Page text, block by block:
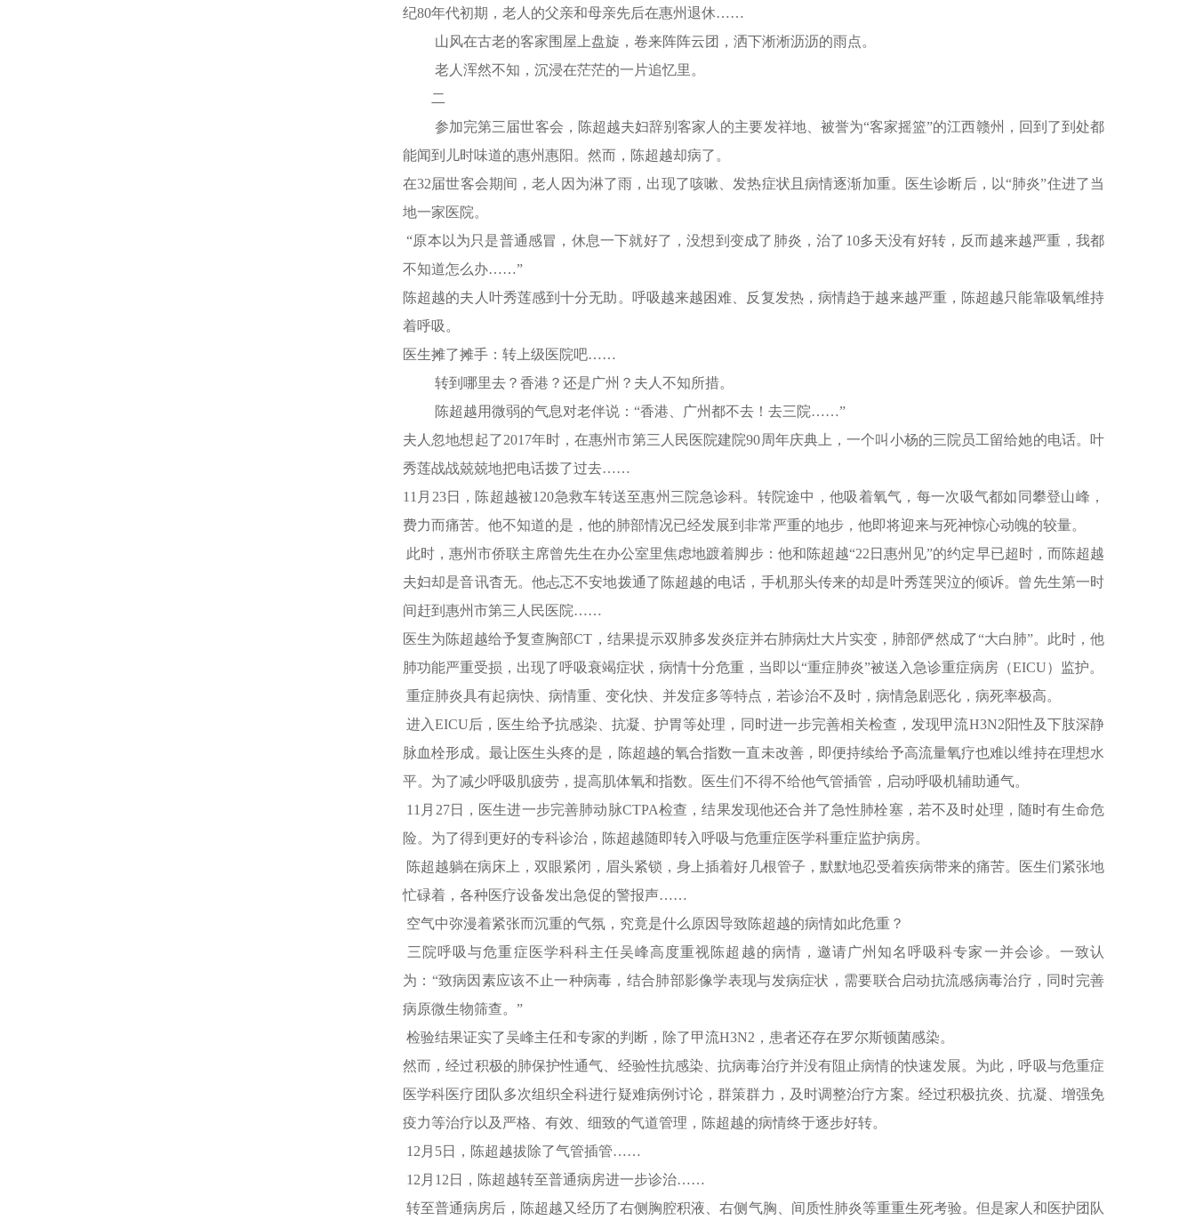
纪80年代初期，老人的父亲和母亲先后在惠州退休……
山风在古老的客家围屋上盘旋，卷来阵阵云团，洒下淅淅沥沥的雨点。
老人浑然不知，沉浸在茫茫的一片追忆里。
二
参加完第三届世客会，陈超越夫妇辞别客家人的主要发祥地、被誉为“客家摇篮”的江西赣州，回到了到处都
能闻到儿时味道的惠州惠阳。然而，陈超越却病了。
在32届世客会期间，老人因为淋了雨，出现了咳嗽、发热症状且病情逐渐加重。医生诊断后，以“肺炎”住进了当
地一家医院。
“原本以为只是普通感冒，休息一下就好了，没想到变成了肺炎，治了10多天没有好转，反而越来越严重，我都
不知道怎么办……”
陈超越的夫人叶秀莲感到十分无助。呼吸越来越困难、反复发热，病情趋于越来越严重，陈超越只能靠吸氧维持
着呼吸。
医生摊了摊手：转上级医院吧……
转到哪里去？香港？还是广州？夫人不知所措。
陈超越用微弱的气息对老伴说：“香港、广州都不去！去三院……”
夫人忽地想起了2017年时，在惠州市第三人民医院建院90周年庆典上，一个叫小杨的三院员工留给她的电话。叶
秀莲战战兢兢地把电话拨了过去……
11月23日，陈超越被120急救车转送至惠州三院急诊科。转院途中，他吸着氧气，每一次吸气都如同攀登山峰，
费力而痛苦。他不知道的是，他的肺部情况已经发展到非常严重的地步，他即将迎来与死神惊心动魄的较量。
此时，惠州市侨联主席曾先生在办公室里焦虑地踱着脚步：他和陈超越“22日惠州见”的约定早已超时，而陈超越
夫妇却是音讯杳无。他忐忑不安地拨通了陈超越的电话，手机那头传来的却是叶秀莲哭泣的倾诉。曾先生第一时
间赶到惠州市第三人民医院……
医生为陈超越给予复查胸部CT，结果提示双肺多发炎症并右肺病灶大片实变，肺部俨然成了“大白肺”。此时，他
肺功能严重受损，出现了呼吸衰竭症状，病情十分危重，当即以“重症肺炎”被送入急诊重症病房（EICU）监护。
重症肺炎具有起病快、病情重、变化快、并发症多等特点，若诊治不及时，病情急剧恶化，病死率极高。
进入EICU后，医生给予抗感染、抗凝、护胃等处理，同时进一步完善相关检查，发现甲流H3N2阳性及下肢深静
脉血栓形成。最让医生头疼的是，陈超越的氧合指数一直未改善，即便持续给予高流量氧疗也难以维持在理想水
平。为了减少呼吸肌疲劳，提高肌体氧和指数。医生们不得不给他气管插管，启动呼吸机辅助通气。
11月27日，医生进一步完善肺动脉CTPA检查，结果发现他还合并了急性肺栓塞，若不及时处理，随时有生命危
险。为了得到更好的专科诊治，陈超越随即转入呼吸与危重症医学科重症监护病房。
陈超越躺在病床上，双眼紧闭，眉头紧锁，身上插着好几根管子，默默地忍受着疾病带来的痛苦。医生们紧张地
忙碌着，各种医疗设备发出急促的警报声……
空气中弥漫着紧张而沉重的气氛，究竟是什么原因导致陈超越的病情如此危重？
三院呼吸与危重症医学科科主任吴峰高度重视陈超越的病情，邀请广州知名呼吸科专家一并会诊。一致认
为：“致病因素应该不止一种病毒，结合肺部影像学表现与发病症状，需要联合启动抗流感病毒治疗，同时完善
病原微生物筛查。”
检验结果证实了吴峰主任和专家的判断，除了甲流H3N2，患者还存在罗尔斯顿菌感染。
然而，经过积极的肺保护性通气、经验性抗感染、抗病毒治疗并没有阻止病情的快速发展。为此，呼吸与危重症
医学科医疗团队多次组织全科进行疑难病例讨论，群策群力，及时调整治疗方案。经过积极抗炎、抗凝、增强免
疫力等治疗以及严格、有效、细致的气道管理，陈超越的病情终于逐步好转。
12月5日，陈超越拔除了气管插管……
12月12日，陈超越转至普通病房进一步诊治……
转至普通病房后，陈超越又经历了右侧胸腔积液、右侧气胸、间质性肺炎等重重生死考验。但是家人和医护团队